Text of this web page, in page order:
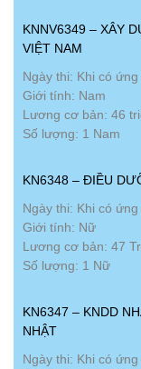
KNNV6349 – XÂY
VIỆT NAM
Ngày thi: Khi có
Giới tính: Nam
Lương cơ bản: 46
Số lượng: 1 Nam
KN6348 – ĐIỀU
Ngày thi: Khi có
Giới tính: Nữ
Lương cơ bản: 47
Số lượng: 1 Nữ
KN6347 – KNDD
NHẬT
Ngày thi: Khi có